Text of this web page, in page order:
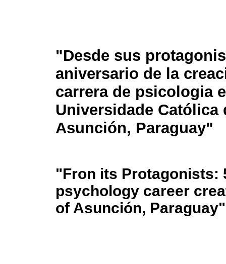
"Desde sus
aniversario de la
carrera de psicologia
Universidade Católica
Asunción, Paraguay"
"Fron its Protagonists:
psychology career
of Asunción, Paraguay"